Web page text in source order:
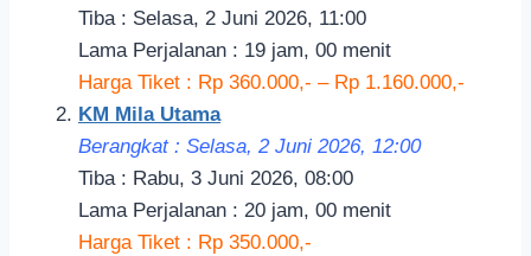
Tiba : Selasa, 2 Juni 2026, 11:00
Lama Perjalanan : 19 jam, 00 menit
Harga Tiket : Rp 360.000,- – Rp 1.160.000,-
KM Mila Utama
Berangkat : Selasa, 2 Juni 2026, 12:00
Tiba : Rabu, 3 Juni 2026, 08:00
Lama Perjalanan : 20 jam, 00 menit
Harga Tiket : Rp 350.000,-